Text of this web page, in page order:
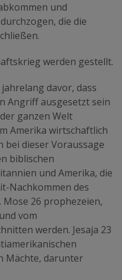
und
die die
werden gestellt.
davor, dass
Angriff ausgesetzt sein
ganzen Welt
Amerika wirtschaftlich
bei dieser Voraussage
biblischen
und Amerika, die
Nachkommen des
Mose 26 prophezeien,
vom
werden. Jesaja 23
Mächte, darunter